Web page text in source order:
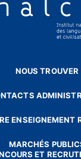
NOUS TROUVER
ENSEIGNEMENT
MARCHÉS
ET